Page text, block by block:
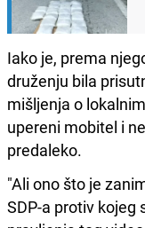
Iako je, prema
druženju bila
mišljenja o
upereni mobitel i
predaleko.
"Ali ono što je
SDP-a protiv kojeg